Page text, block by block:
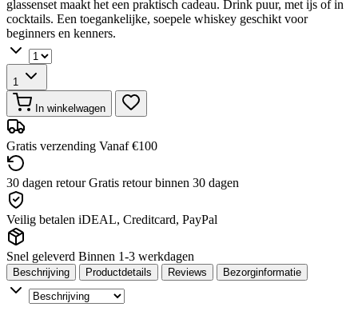
glassenset maakt het een praktisch cadeau. Drink puur, met ijs of in
cocktails. Een toegankelijke, soepele whiskey geschikt voor
beginners en kenners.
1
In winkelwagen
Gratis verzending Vanaf €100
30 dagen retour Gratis retour binnen 30 dagen
Veilig betalen iDEAL, Creditcard, PayPal
Snel geleverd Binnen 1-3 werkdagen
Beschrijving Productdetails Reviews Bezorginformatie